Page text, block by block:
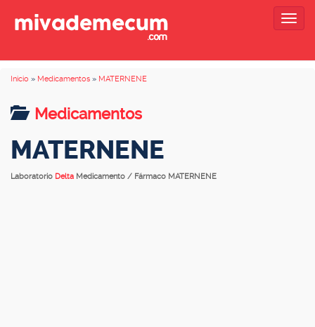
Inicio » Medicamentos » MATERNENE
Medicamentos
MATERNENE
Laboratorio Delta Medicamento / Fármaco MATERNENE